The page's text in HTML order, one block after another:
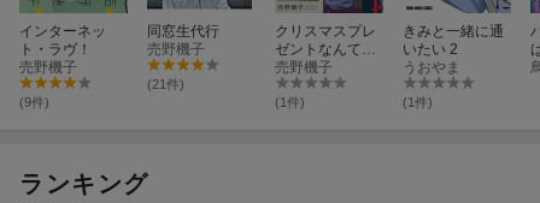
インターネッ
ト・ラヴ！
売野機子
(9件)
同窓生代行
売野機子
(21件)
クリスマスプレ
ゼントなんてい
らない
売野機子
(1件)
きみと一緒に通
いたい 2
うおやま
(1件)
ランキング